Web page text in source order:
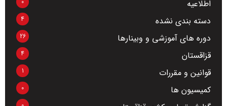
اطلاعیه
دسته بندی نشده 4
دوره های آموزشی و وبینارها 26
قزاقستان 4
قوانین و مقررات 1
کمیسیون ها 0